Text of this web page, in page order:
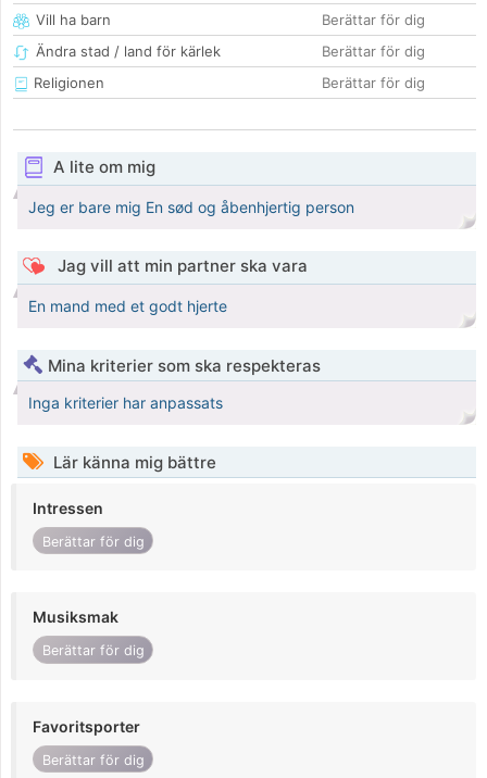
Vill ha barn
Berättar för dig
Ändra stad / land för kärlek
Berättar för dig
Religionen
Berättar för dig
A lite om mig
Jeg er bare mig En sød og åbenhjertig person
Jag vill att min partner ska vara
En mand med et godt hjerte
Mina kriterier som ska respekteras
Inga kriterier har anpassats
Lär känna mig bättre
Intressen
Berättar för dig
Musiksmak
Berättar för dig
Favoritsporter
Berättar för dig